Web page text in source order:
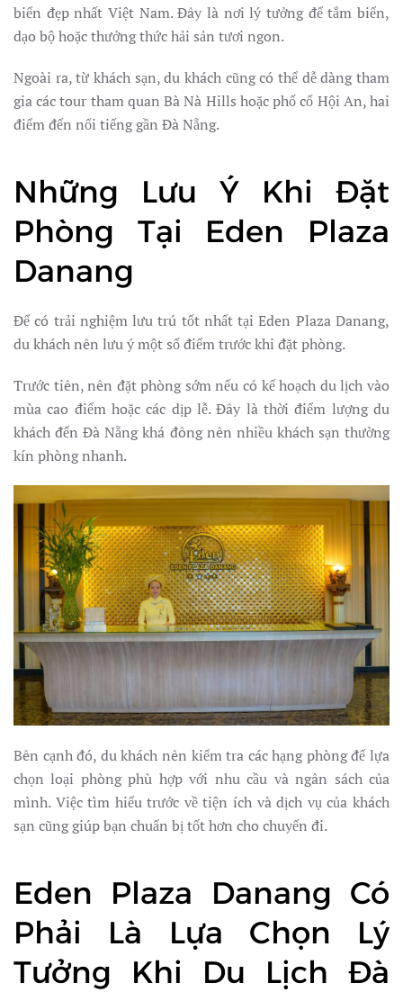
biển đẹp nhất Việt Nam. Đây là nơi lý tưởng để tắm biển,
dạo bộ hoặc thưởng thức hải sản tươi ngon.
Ngoài ra, từ khách sạn, du khách cũng có thể dễ dàng tham
gia các tour tham quan Bà Nà Hills hoặc phố cổ Hội An, hai
điểm đến nổi tiếng gần Đà Nẵng.
Những Lưu Ý Khi Đặt
Phòng Tại Eden Plaza
Danang
Để có trải nghiệm lưu trú tốt nhất tại Eden Plaza Danang,
du khách nên lưu ý một số điểm trước khi đặt phòng.
Trước tiên, nên đặt phòng sớm nếu có kế hoạch du lịch vào
mùa cao điểm hoặc các dịp lễ. Đây là thời điểm lượng du
khách đến Đà Nẵng khá đông nên nhiều khách sạn thường
kín phòng nhanh.
Bên cạnh đó, du khách nên kiểm tra các hạng phòng để lựa
chọn loại phòng phù hợp với nhu cầu và ngân sách của
mình. Việc tìm hiểu trước về tiện ích và dịch vụ của khách
sạn cũng giúp bạn chuẩn bị tốt hơn cho chuyến đi.
Eden Plaza Danang Có
Phải Là Lựa Chọn Lý
Tưởng Khi Du Lịch Đà